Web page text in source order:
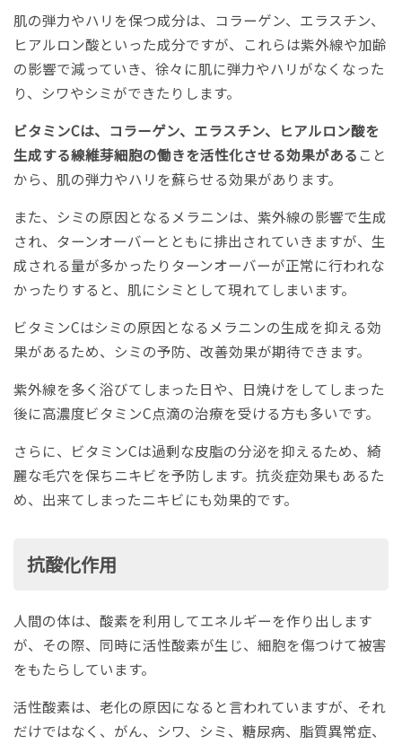
肌の弾力やハリを保つ成分は、コラーゲン、エラスチン、
ヒアルロン酸といった成分ですが、これらは紫外線や加齢
の影響で減っていき、徐々に肌に弾力やハリがなくなった
り、シワやシミができたりします。
ビタミンCは、コラーゲン、エラスチン、ヒアルロン酸を
生成する線維芽細胞の働きを活性化させる効果がある こと
から、肌の弾力やハリを蘇らせる効果があります。
また、シミの原因となるメラニンは、紫外線の影響で生成
され、ターンオーバーとともに排出されていきますが、生
成される量が多かったりターンオーバーが正常に行われな
かったりすると、肌にシミとして現れてしまいます。
ビタミンCはシミの原因となるメラニンの生成を抑える効
果があるため、シミの予防、改善効果が期待できます。
紫外線を多く浴びてしまった日や、日焼けをしてしまった
後に高濃度ビタミンC点滴の治療を受ける方も多いです。
さらに、ビタミンCは過剰な皮脂の分泌を抑えるため、綺
麗な毛穴を保ちニキビを予防します。抗炎症効果もあるた
め、出来てしまったニキビにも効果的です。
抗酸化作用
人間の体は、酸素を利用してエネルギーを作り出します
が、その際、同時に活性酸素が生じ、細胞を傷つけて被害
をもたらしています。
活性酸素は、老化の原因になると言われていますが、それ
だけではなく、がん、シワ、シミ、糖尿病、脂質異常症、